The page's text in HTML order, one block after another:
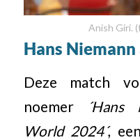
Anish Giri.
Hans
Deze match
noemer
World 2024´,